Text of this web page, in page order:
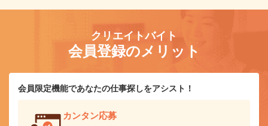
クリエイトバイト
会員登録のメリット
会員限定機能であなたの仕事探しをアシスト！
カンタン応募